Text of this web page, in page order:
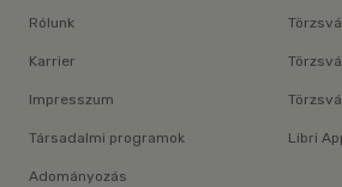
Rólunk
Karrier
Impresszum
Társadalmi programok
Adományozás
Libri